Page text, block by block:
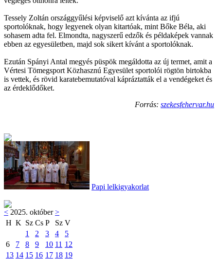
Tessely Zoltán országgyűlési képviselő azt kívánta az ifjú
sportolóknak, hogy legyenek olyan kitartóak, mint Bőke Béla, aki
sohasem adta fel. Elmondta, nagyszerű edzők és példaképek vannak
ebben az egyesületben, majd sok sikert kívánt a sportolóknak.
Ezután Spányi Antal megyés püspök megáldotta az új termet, amit a
Vértesi Tömegsport Közhasznú Egyesület sportolói rögtön birtokba
is vettek, és rövid karatebemutatóval kápráztatták el a vendégeket és
az érdeklődőket.
Forrás: szekesfehervar.hu
Papi lelkigyakorlat
< 2025. október>
H K Sz Cs P Sz V
1
2 3 4
5
6
7 8 9 10 11 12
13 14 15 16 17 18 19